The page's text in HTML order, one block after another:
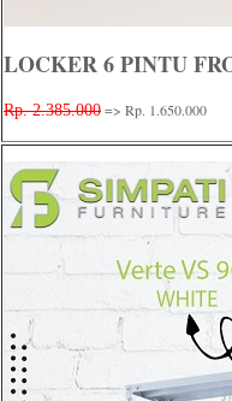
LOCKER 6 PINTU
Rp. 2.385.000 => Rp. 1.650.000